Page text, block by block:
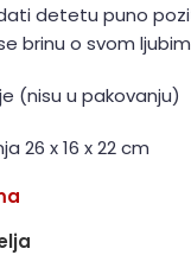
detetu puno
brinu o svom
(nisu u pakovanju)
26 x 16 x 22 cm